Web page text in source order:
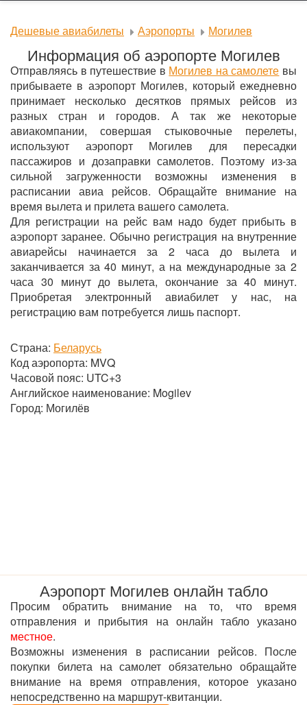
Дешевые авиабилеты Аэропорты Могилев
Информация об аэропорте Могилев
Отправляясь в путешествие в Могилев на самолете вы
прибываете в аэропорт Могилев, который ежедневно
принимает несколько десятков прямых рейсов из
разных стран и городов. А так же некоторые
авиакомпании, совершая стыковочные перелеты,
используют аэропорт Могилев для пересадки
пассажиров и дозаправки самолетов. Поэтому из-за
сильной загруженности возможны изменения в
расписании авиа рейсов. Обращайте внимание на
время вылета и прилета вашего самолета.
Для регистрации на рейс вам надо будет прибыть в
аэропорт заранее. Обычно регистрация на внутренние
авиарейсы начинается за 2 часа до вылета и
заканчивается за 40 минут, а на международные за 2
часа 30 минут до вылета, окончание за 40 минут.
Приобретая электронный авиабилет у нас, на
регистрацию вам потребуется лишь паспорт.
Страна: Беларусь
Код аэропорта: MVQ
Часовой пояс: UTC+3
Английское наименование: Mogilev
Город: Могилёв
Аэропорт Могилев онлайн табло
Просим обратить внимание на то, что время
отправления и прибытия на онлайн табло указано
местное.
Возможны изменения в расписании рейсов. После
покупки билета на самолет обязательно обращайте
внимание на время отправления, которое указано
непосредственно на маршрут-квитанции.